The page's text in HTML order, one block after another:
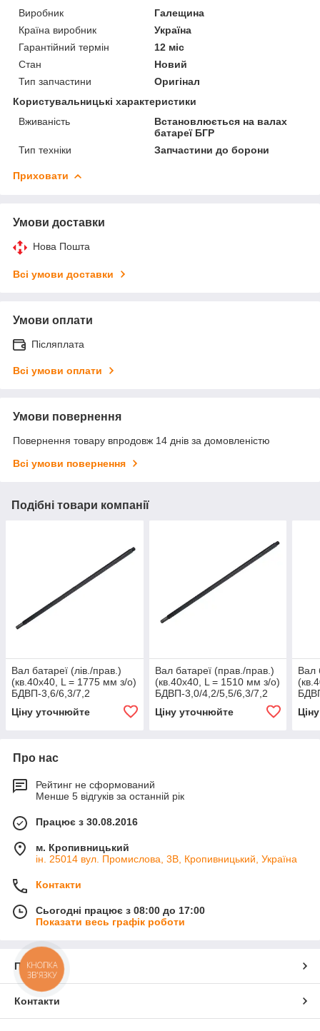
Виробник
Галещина
Країна виробник
Україна
Гарантійний термін
12 міс
Стан
Новий
Тип запчастини
Оригінал
Користувальницькі характеристики
Вживаність
Встановлюється на валах
батареї БГР
Тип техніки
Запчастини до борони
Приховати
Умови доставки
Нова Пошта
Всі умови доставки
Умови оплати
Післяплата
Всі умови оплати
Умови повернення
Повернення товару впродовж 14 днів за домовленістю
Всі умови повернення
Подібні товари компанії
Вал батареї (лів./прав.)
(кв.40х40, L = 1775 мм з/о)
БДВП-3,6/6,3/7,2
Ціну уточнюйте
Вал батареї (прав./прав.)
(кв.40х40, L = 1510 мм з/о)
БДВП-3,0/4,2/5,5/6,3/7,2
'Червонянський агромаш'
Ціну уточнюйте
Вал
Про нас
Рейтинг не сформований
Менше 5 відгуків за останній рік
Працює з 30.08.2016
м. Кропивницький
ін. 25014 вул. Промислова, 3В, Кропивницький, Україна
Контакти
Сьогодні працює з 08:00 до 17:00
Показати весь графік роботи
Про нас
Контакти
КНОПКА
ЗВ'ЯЗКУ